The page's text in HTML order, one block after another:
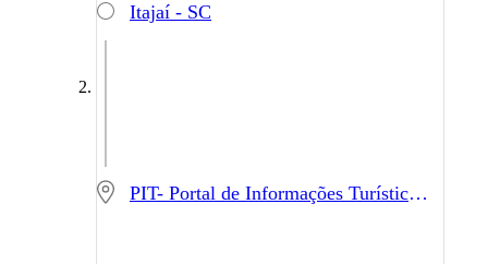
Itajaí - SC
PIT- Portal de Informações Turísticas - Balneário Camboriú - SC